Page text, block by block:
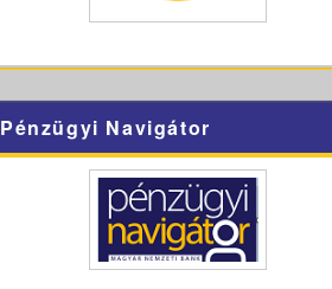
Pénzügyi Navigátor